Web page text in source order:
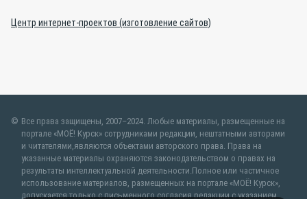
Центр интернет-проектов (изготовление сайтов)
Все права защищены, 2007–2024. Любые материалы, размещенные на
портале «МОЁ! Курск» сотрудниками редакции, нештатными авторами
и читателями,являются объектами авторского права. Права на
указанные материалы охраняются законодательством о правах на
результаты интеллектуальной деятельности.Полное или частичное
использование материалов, размещенных на портале «МОЁ! Курск»,
допускается только с письменного согласия редакции с указанием